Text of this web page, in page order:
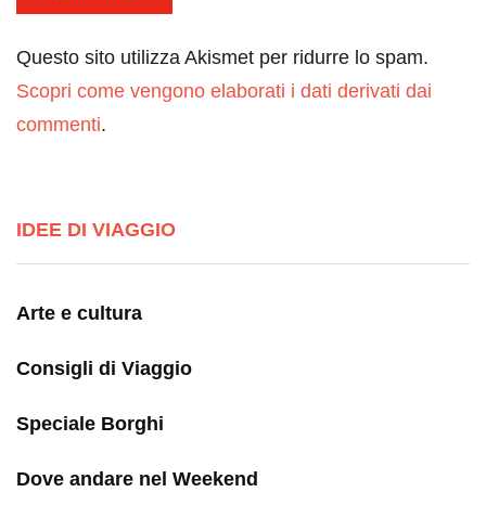
Questo sito utilizza Akismet per ridurre lo spam.
Scopri come vengono elaborati i dati derivati dai
commenti.
IDEE DI VIAGGIO
Arte e cultura
Consigli di Viaggio
Speciale Borghi
Dove andare nel Weekend